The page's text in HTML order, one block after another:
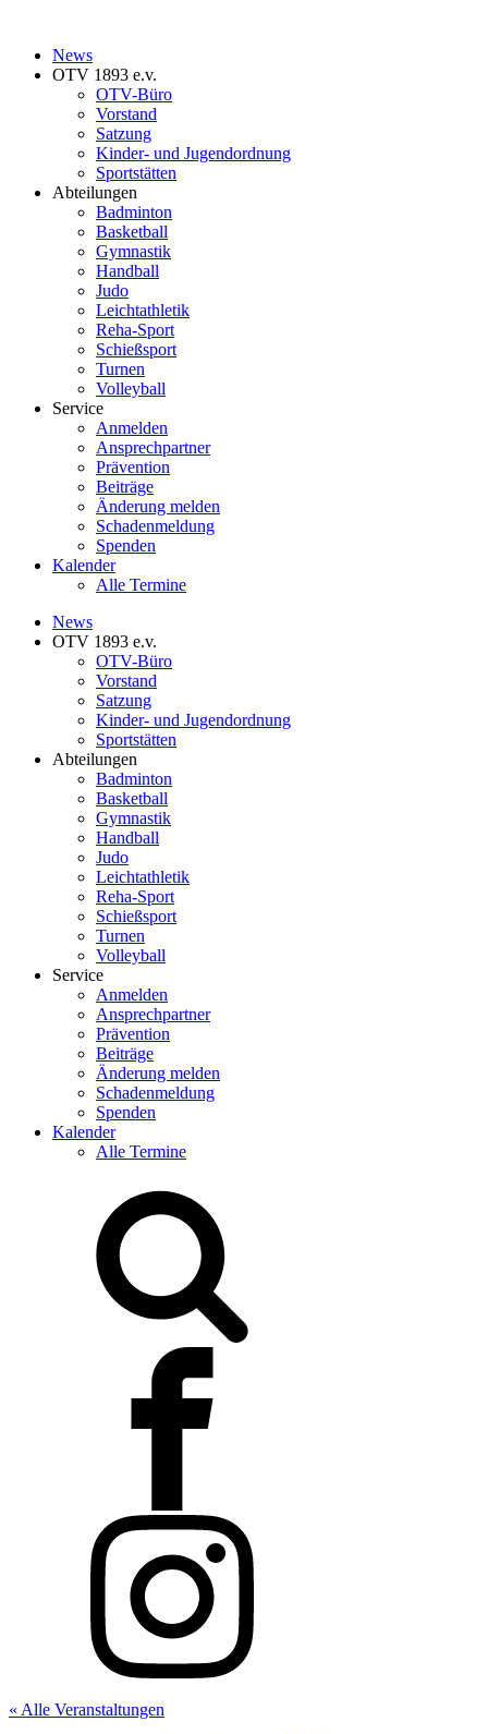
News
OTV 1893 e.v.
OTV-Büro
Vorstand
Satzung
Kinder- und Jugendordnung
Sportstätten
Abteilungen
Badminton
Basketball
Gymnastik
Handball
Judo
Leichtathletik
Reha-Sport
Schießsport
Turnen
Volleyball
Service
Anmelden
Ansprechpartner
Prävention
Beiträge
Änderung melden
Schadenmeldung
Spenden
Kalender
Alle Termine
News
OTV 1893 e.v.
OTV-Büro
Vorstand
Satzung
Kinder- und Jugendordnung
Sportstätten
Abteilungen
Badminton
Basketball
Gymnastik
Handball
Judo
Leichtathletik
Reha-Sport
Schießsport
Turnen
Volleyball
Service
Anmelden
Ansprechpartner
Prävention
Beiträge
Änderung melden
Schadenmeldung
Spenden
Kalender
Alle Termine
« Alle Veranstaltungen